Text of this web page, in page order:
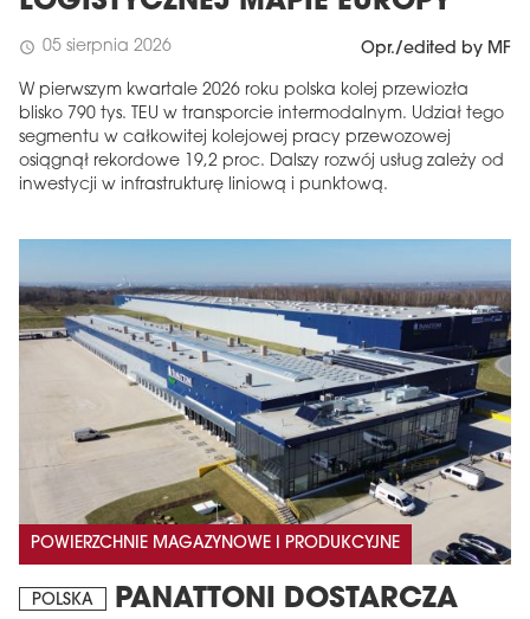
schedule 05 sierpnia 2026 Opr./edited by MF
W pierwszym kwartale 2026 roku polska kolej przewiozła
blisko 790 tys. TEU w transporcie intermodalnym. Udział tego
segmentu w całkowitej kolejowej pracy przewozowej
osiągnął rekordowe 19,2 proc. Dalszy rozwój usług zależy od
inwestycji w infrastrukturę liniową i punktową.
POWIERZCHNIE MAGAZYNOWE I PRODUKCYJNE
POLSKA
PANATTONI DOSTARCZA